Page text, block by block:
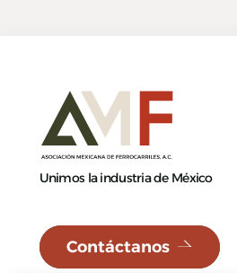
Unimos la industria de México
Contáctanos